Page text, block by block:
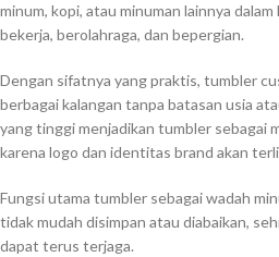
minum, kopi, atau minuman lainnya
bekerja, berolahraga, dan bepergian.
Dengan sifatnya yang praktis, tumbler
berbagai kalangan tanpa batasan usia
yang tinggi menjadikan tumbler sebagai
karena logo dan identitas brand akan
Fungsi utama tumbler sebagai wadah
tidak mudah disimpan atau diabaikan,
dapat terus terjaga.